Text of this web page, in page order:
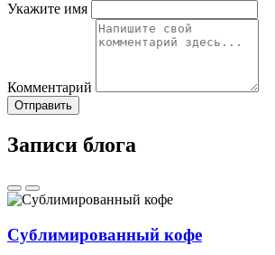
Укажите имя
Комментарий
Отправить
Записи блога
Сублимированный кофе